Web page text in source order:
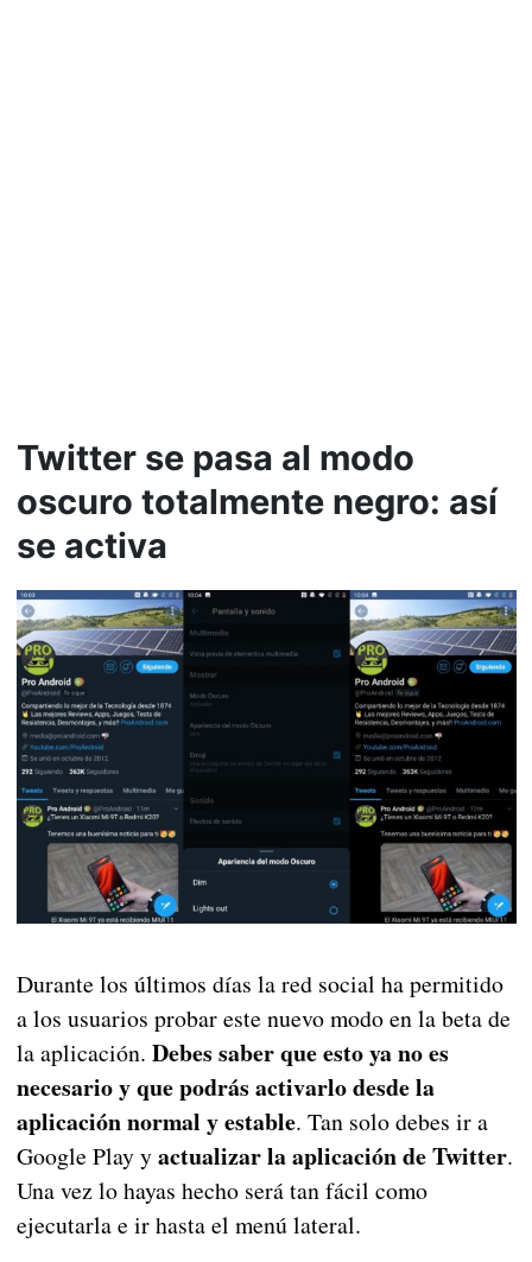
Twitter se pasa al modo
oscuro totalmente negro: así
se activa
Durante los últimos días la red social ha permitido
a los usuarios probar este nuevo modo en la beta de
la aplicación. Debes saber que esto ya no es
necesario y que podrás activarlo desde la
aplicación normal y estable. Tan solo debes ir a
Google Play yactualizar la aplicación de Twitter.
Una vez lo hayas hecho será tan fácil como
ejecutarla e ir hasta el menú lateral.